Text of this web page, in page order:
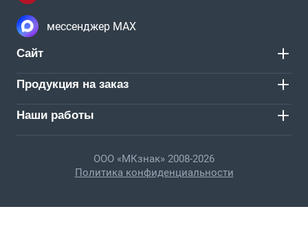
мессенджер MAX
Сайт
Продукция на заказ
Наши работы
ООО «МКзнак» 2008-2026
Политика конфиденциальности